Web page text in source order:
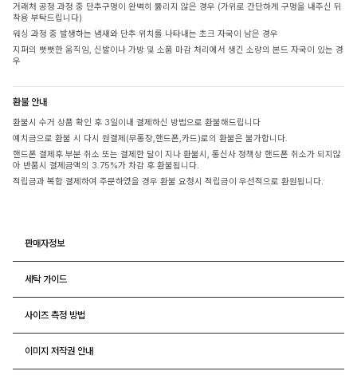
거래처 공정 과정 중 단추구멍이 완벽히 뚫리지 않은 경우 (가위로 간단하게 구멍을 내주신 뒤
착용 부탁드립니다)
워싱 과정 중 발생하는 냄새와 단추 위치를 나타내는 초크 자국이 남은 경우
지퍼의 뻣뻣한 움직임, 신발이나 가방 및 소품 마감 처리에서 생긴 소량의 본드 자국이 있는 경
우
환불 안내
환불시 수거 상품 확인 후 3일이내 결제하신 방법으로 환불해드립니다
예치금으로 환불 시 다시 원결제(무통장,핸드폰,카드)로의 환불은 불가합니다.
핸드폰 결제후 부분 취소 또는 결제한 달이 지나 환불시, 통신사 정책상 핸드폰 취소가 되지않
아 반품시 결제금액의 3.75%가 차감 후 환불됩니다.
적립금과 복합 결제하여 주문하였을 경우 환불 요청시 적립금이 우선적으로 환원됩니다.
판매자정보
세탁 가이드
사이즈 측정 방법
이미지 저작권 안내